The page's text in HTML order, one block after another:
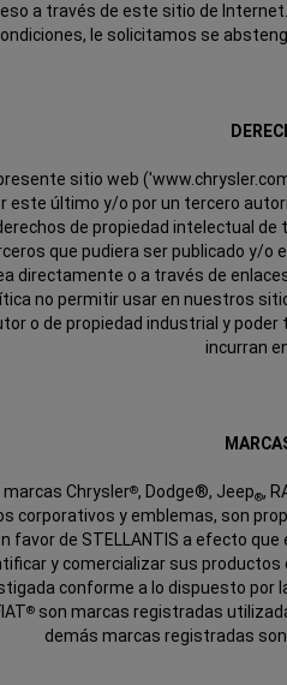
a través de este sitio de
le solicitamos se
sitio web
este último y/o por un tercero
de propiedad intelectual de
que pudiera ser publicado y/o
directamente o a través de
no permitir usar en nuestros
o de propiedad industrial y
incurran
marcas Chrysler®, Dodge®, Jeep®,
corporativos y emblemas, son
favor de STELLANTIS a efecto
y comercializar sus productos
conforme a lo dispuesto por
®son marcas registradas
demás marcas registradas